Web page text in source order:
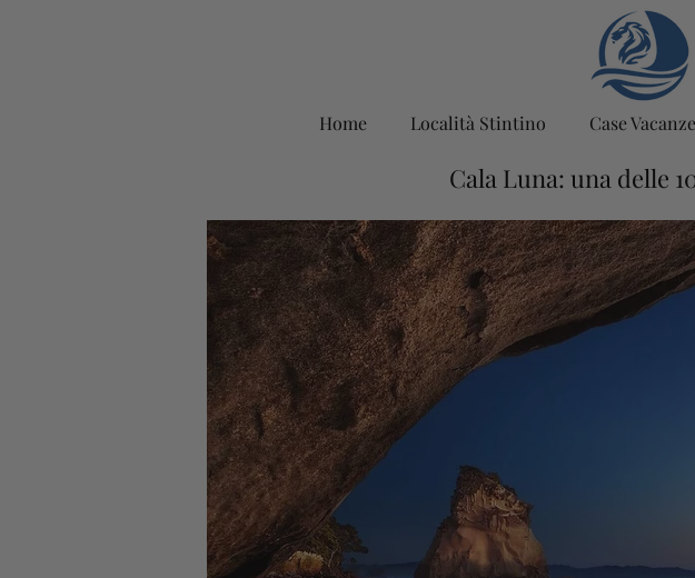
Home Località Stintino Case Vacanze
Cala Luna: una delle